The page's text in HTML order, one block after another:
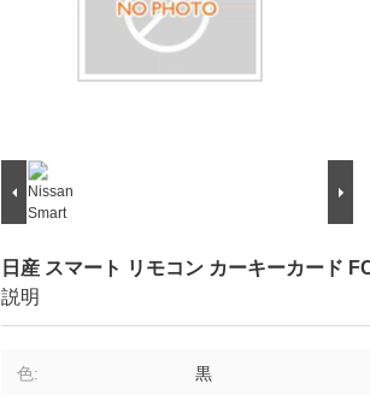
日産 スマート リモコン カーキーカード
説明
色: 黒